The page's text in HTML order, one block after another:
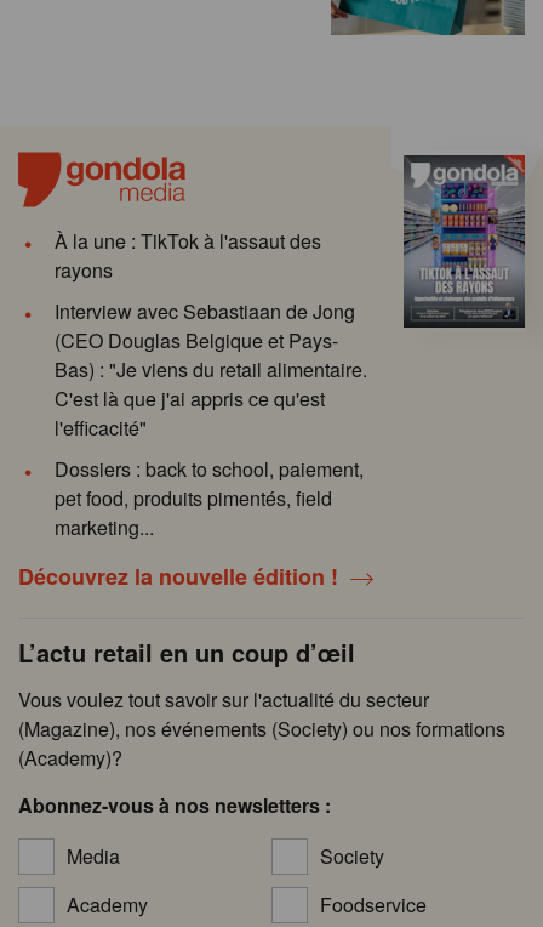
À la une : TikTok à l'assaut des
rayons
Interview avec Sebastiaan de Jong
(CEO Douglas Belgique et Pays-
Bas) : "Je viens du retail alimentaire.
C'est là que j'ai appris ce qu'est
l'efficacité"
Dossiers : back to school, paiement,
pet food, produits pimentés, field
marketing...
Découvrez la nouvelle édition !
L’actu retail en un coup d’œil
Vous voulez tout savoir sur l'actualité du secteur
(Magazine), nos événements (Society) ou nos formations
(Academy)?
Abonnez-vous à nos newsletters :
Media
Society
Academy
Foodservice